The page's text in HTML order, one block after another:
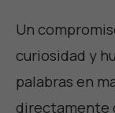
Un
curiosidad y
palabras en
directamente